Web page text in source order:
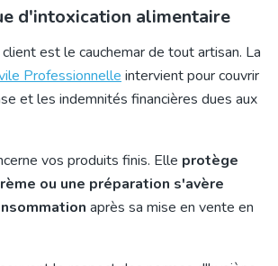
d'intoxication alimentaire
est le cauchemar de tout artisan. La
Professionnelle intervient pour couvrir
et les indemnités financières dues aux
vos produits finis. Elle protège
ou une préparation s'avère
après sa mise en vente en